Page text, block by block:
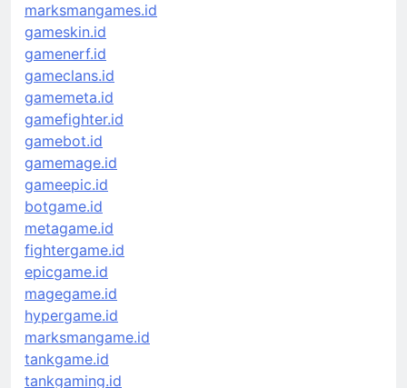
marksmangames.id
gameskin.id
gamenerf.id
gameclans.id
gamemeta.id
gamefighter.id
gamebot.id
gamemage.id
gameepic.id
botgame.id
metagame.id
fightergame.id
epicgame.id
magegame.id
hypergame.id
marksmangame.id
tankgame.id
tankgaming.id